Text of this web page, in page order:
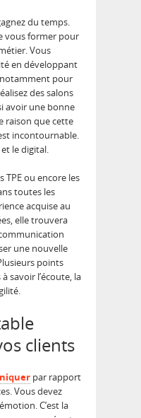
du temps.
vous former pour
Vous
en développant
pour
des salons
avoir une bonne
raison que cette
incontournable.
le digital.
TPE ou encore les
toutes les
acquise au
elle trouvera
une nouvelle
points
savoir l’écoute, la
clients
par rapport
Vous devez
C’est la